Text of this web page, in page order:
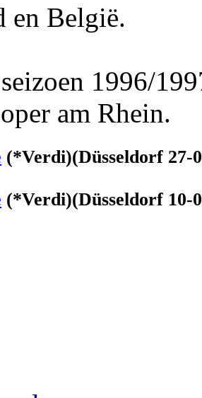
en België.
1996/
am Rhein.
(*Verdi)(Düsseldorf 27-
(*Verdi)(Düsseldorf 10-